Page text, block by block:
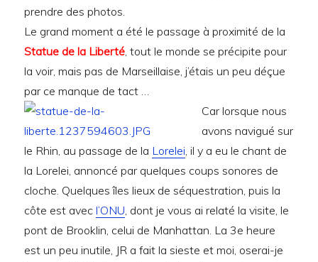
prendre des photos.
Le grand moment a été le passage à proximité de la
Statue de la Liberté, tout le monde se précipite pour
la voir, mais pas de Marseillaise, j’étais un peu déçue
par ce manque de tact …
Car lorsque nous
avons navigué sur
le Rhin, au passage de la Lorelei, il y a eu le chant de
la Lorelei, annoncé par quelques coups sonores de
cloche. Quelques îles lieux de séquestration, puis la
côte est avecl’ONU, dont je vous ai relaté la visite, le
pont de Brooklin, celui de Manhattan. La 3e heure
est un peu inutile, JR a fait la sieste et moi, oserai-je